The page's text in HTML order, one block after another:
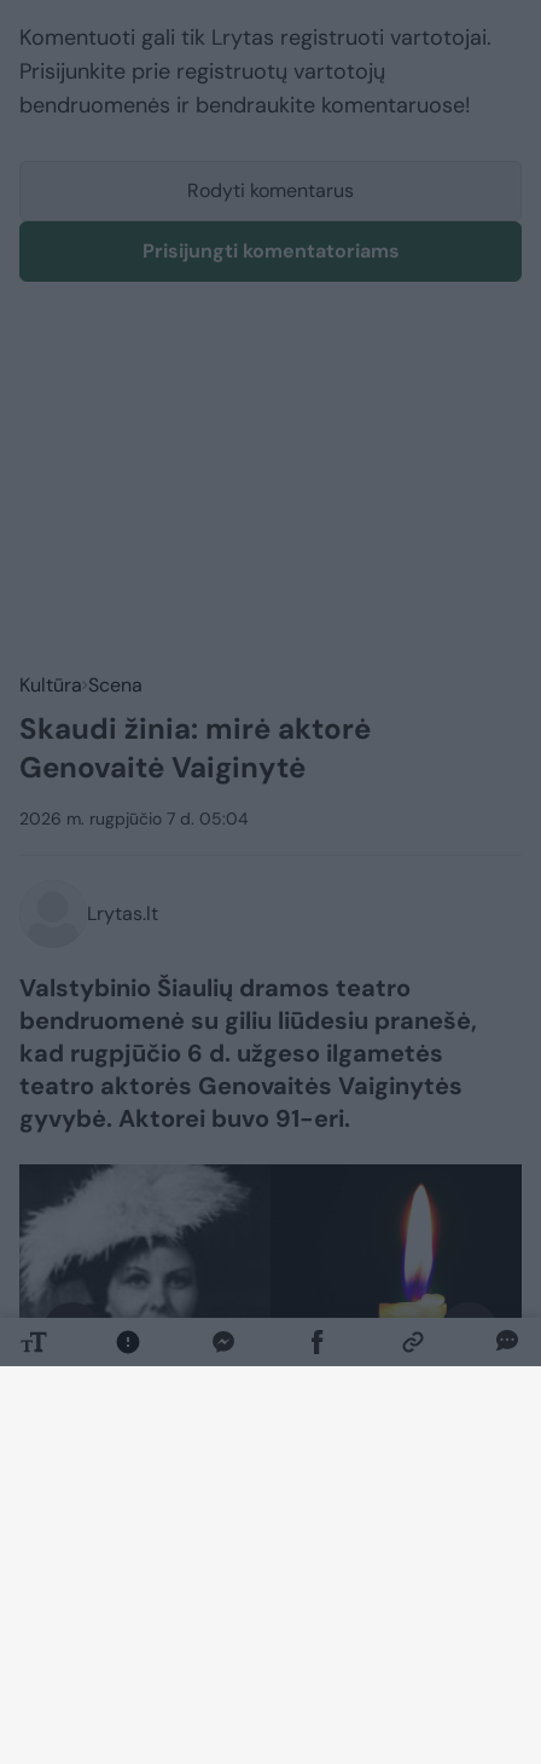
Komentuoti gali tik Lrytas registruoti vartotojai.
Prisijunkite prie registruotų vartotojų
bendruomenės ir bendraukite komentaruose!
Rodyti komentarus
Prisijungti komentatoriams
Kultūra Scena
Skaudi žinia: mirė aktorė
Genovaitė Vaiginytė
2026 m. rugpjūčio 7 d. 05:04
Lrytas.lt
Valstybinio Šiaulių dramos teatro
bendruomenė su giliu liūdesiu pranešė,
kad rugpjūčio 6 d. užgeso ilgametės
teatro aktorės Genovaitės Vaiginytės
gyvybė. Aktorei buvo 91-eri.